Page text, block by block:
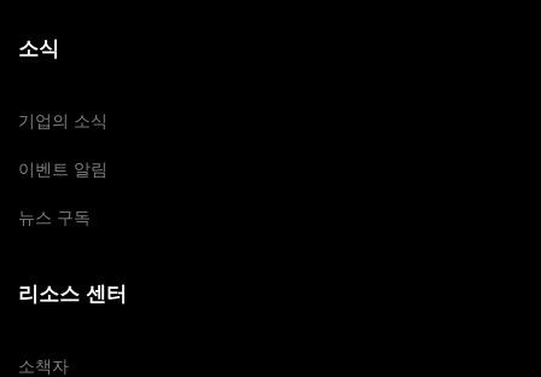
소식
기업의 소식
이벤트 알림
뉴스 구독
리소스 센터
소책자